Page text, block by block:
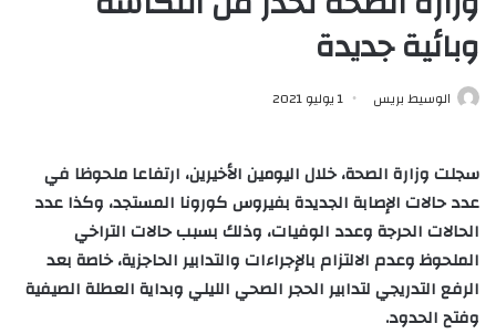
وبائية جديدة
الوسيط بريس 1 يوليو 2021
سجلت وزارة الصحة، خلال اليومين الأخيرين، ارتفاعا ملحوظا في
عدد حالات الإصابة الجديدة بفيروس كورونا المستجد، وكذا عدد
الحالات الحرجة وعدد الوفيات، وذلك بسبب حالات التراخي
الملحوظ وعدم الالتزام بالإجراءات والتدابير الحاجزية، خاصة بعد
الرفع التدريجي لتدابير الحجر الصحي الليلي وبداية العطلة الصيفية
وفتح الحدود.